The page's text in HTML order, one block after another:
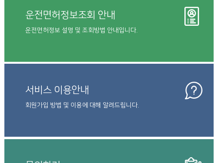
운전면허정보조회 안내
운전면허정보 설명 및 조회방법 안내입니다.
서비스 이용안내
회원가입 방법 및 이용에 대해 알려드립니다.